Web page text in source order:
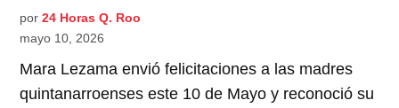
por 24 Horas Q. Roo
mayo 10, 2026
Mara Lezama envió felicitaciones a las madres
quintanarroenses este 10 de Mayo y reconoció su